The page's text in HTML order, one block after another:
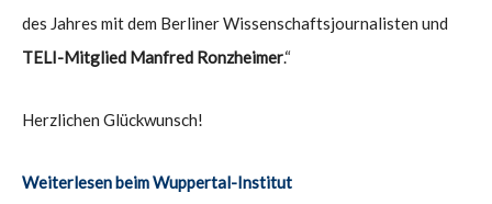
des Jahres mit dem Berliner Wissenschaftsjournalisten und
TELI-Mitglied Manfred Ronzheimer.“
Herzlichen Glückwunsch!
Weiterlesen beim Wuppertal-Institut